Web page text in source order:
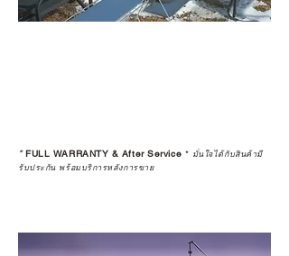
*FULL WARRANTY & After Service * มั่นใจได้กับสินค้ามี
รับประกัน พร้อมบริการหลังการขาย